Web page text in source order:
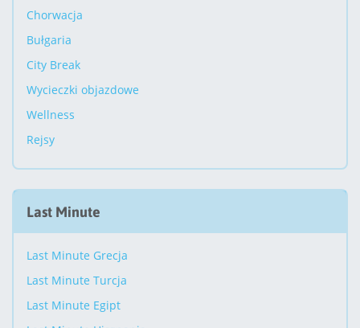
Chorwacja
Bułgaria
City Break
Wycieczki objazdowe
Wellness
Rejsy
Last Minute
Last Minute Grecja
Last Minute Turcja
Last Minute Egipt